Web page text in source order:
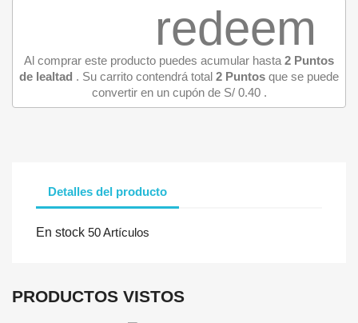
redeem
Al comprar este producto puedes acumular hasta 2 Puntos
de lealtad . Su carrito contendrá total 2 Puntos que se puede
convertir en un cupón de S/ 0.40.
Detalles del producto
En stock 50 Artículos
PRODUCTOS VISTOS
Iniciar sesión